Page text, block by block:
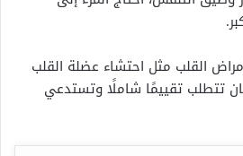
القلب مثل احتشاء عضلة القلب
تتطلب تقييمًا شاملًا وتستدعي